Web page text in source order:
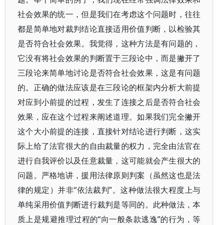
社会效果的统一，但是我们在考虑这个问题时，往往
都是简单地对裁判结论直接适用价值判断，以检验其
是否符合社会效果。我觉得，这种方法是有问题的，
它没有将社会效果的判断置于三段论中，而是撇开了
三段论来简单地讨论是否符合社会效果，这是有问题
的。正确的做法应该是在三段论的框架内分析大前提
对应到小前提的过程，发生了连接之后是否符合社会
效果，应在这个过程来阐述道理。如果我们完全撇开
这个大小前提的连接，直接针对结论进行判断，这实
际上给了法官很大的自由裁量的权力，完全由法官在
进行自我评价以及任意裁量，这可能就会产生很大的
问题。严格地讲，援用法律原则判案（虽然这也是法
律的规定）并非“依法裁判”。这种做法很大程度上与
单纯采用价值判断进行裁判是等同的。此种做法，本
质上是规避推理过程的“向一般条款逃逸”的行为，等